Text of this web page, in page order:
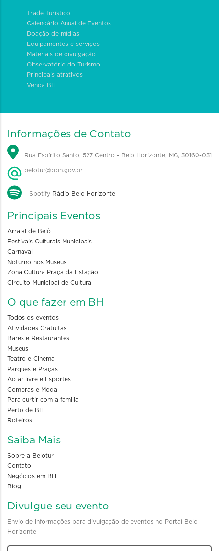
Trade Turístico
Calendário Anual de Eventos
Doação de mídias
Equipamentos e serviços
Materiais de divulgação
Observatório do Turismo
Principais atrativos
Venda BH
Informações de Contato
Rua Espírito Santo, 527 Centro - Belo Horizonte, MG, 30160-031
belotur@pbh.gov.br
Spotify Rádio Belo Horizonte
Principais Eventos
Arraial de Belô
Festivais Culturais Municipais
Carnaval
Noturno nos Museus
Zona Cultura Praça da Estação
Circuito Municipal de Cultura
O que fazer em BH
Todos os eventos
Atividades Gratuitas
Bares e Restaurantes
Museus
Teatro e Cinema
Parques e Praças
Ao ar livre e Esportes
Compras e Moda
Para curtir com a familia
Perto de BH
Roteiros
Saiba Mais
Sobre a Belotur
Contato
Negócios em BH
Blog
Divulgue seu evento
Envio de informações para divulgação de eventos no Portal Belo
Horizonte